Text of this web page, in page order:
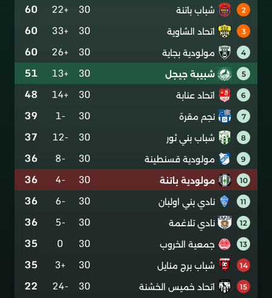
2 شباب باتنة 30
+22
60
3 اتحاد الشاوية 30
+33
60
4 مولودية بجاية 30
+26
60
5 شبيبة جيجل 30
+13
51
6 اتحاد عنابة 30
+14
48
7 نجم مقرة 30
-1
39
8 شباب بني ثور 30
-12
37
9 مولودية قسنطينة 30
-8
36
10 مولودية باتنة 30
-4
36
11 نادي بني اولبان 30
-6
36
12 نادي تلاغمة 30
-5
36
13 جمعية الخروب 30
0
35
14 شباب برج منايل 30
+3
35
15 اتحاد خميس الخشنة 30
-24
22